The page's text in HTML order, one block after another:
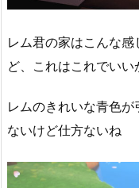
レム君の家はこんな
ど、これはこれでいい
レムのきれいな青色
ないけど仕方ないね